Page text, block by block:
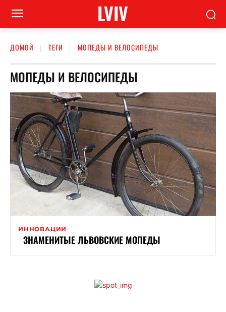
LVIV
ДОМОЙ ТЕГИ МОПЕДЫ И ВЕЛОСИПЕДЫ
МОПЕДЫ И ВЕЛОСИПЕДЫ
ИННОВАЦИИ
ЗНАМЕНИТЫЕ ЛЬВОВСКИЕ МОПЕДЫ